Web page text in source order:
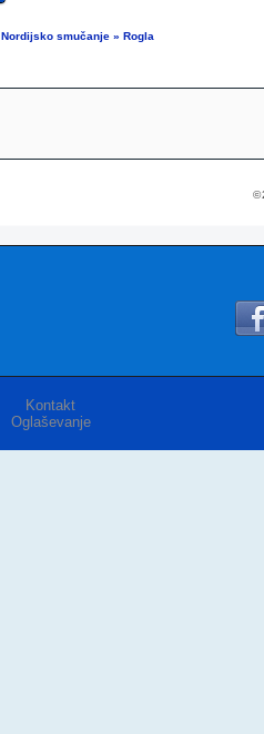
Nordijsko smučanje » Rogla
©
Kontakt
Oglaševanje